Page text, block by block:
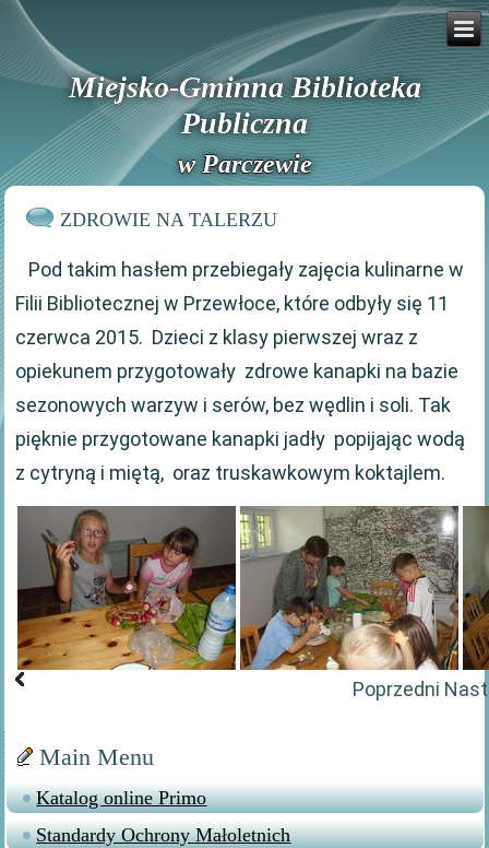
Miejsko-Gminna Biblioteka
Publiczna
w Parczewie
ZDROWIE NA TALERZU
Pod takim hasłem przebiegały zajęcia kulinarne w
Filii Bibliotecznej w Przewłoce, które odbyły się 11
czerwca 2015. Dzieci z klasy pierwszej wraz z
opiekunem przygotowały zdrowe kanapki na bazie
sezonowych warzyw i serów, bez wędlin i soli. Tak
pięknie przygotowane kanapki jadły popijając wodą
z cytryną i miętą, oraz truskawkowym koktajlem.
Poprzedni
Main Menu
Katalog online Primo
Standardy Ochrony Małoletnich